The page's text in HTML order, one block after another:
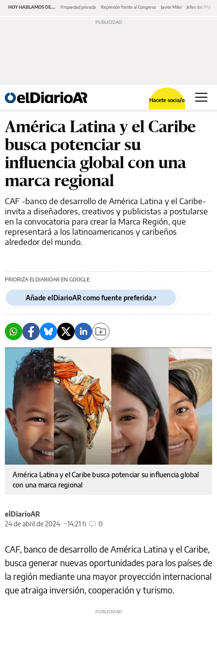
HOY HABLAMOS DE... Propiedad privada Represión frente al Congreso Javier Milei Jefes del PAMI
Hacete socia/o
América Latina y el Caribe
busca potenciar su
influencia global con una
marca regional
CAF -banco de desarrollo de América Latina y el Caribe-
invita a diseñadores, creativos y publicistas a postularse
en la convocatoria para crear la Marca Región, que
representará a los latinoamericanos y caribeños
alrededor del mundo.
PRIORIZA ELDIARIOAR EN GOOGLE
Añade elDiarioAR como fuente preferida
América Latina y el Caribe busca potenciar su influencia global
con una marca regional
elDiarioAR
24 de abril de 2024
14:21 h 0
CAF, banco de desarrollo de América Latina y el Caribe,
busca generar nuevas oportunidades para los países de
la región mediante una mayor proyección internacional
que atraiga inversión, cooperación y turismo.